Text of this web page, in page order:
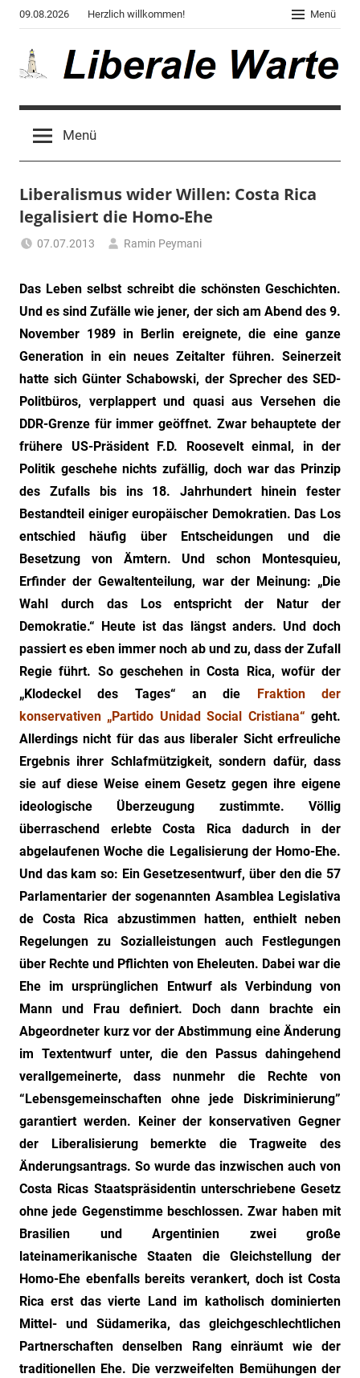
Zum
Inhalt
springen
09.08.2026 Herzlich willkommen! Menü
Liberale
Warte
des
"Corona,
Klima,
Gendergaga",
"2020",
"Chronik
des
Untergangs",
Grauen"
und
"Spukschloss
Deutschland"
Menü
Liberalismus wider Willen: Costa Rica
legalisiert die Homo-Ehe
07.07.2013
Ramin Peymani
Das Leben selbst schreibt die schönsten Geschichten.
Und es sind Zufälle wie jener, der sich am Abend des 9.
November 1989 in Berlin ereignete, die eine ganze
Generation in ein neues Zeitalter führen. Seinerzeit
hatte sich Günter Schabowski, der Sprecher des SED-
Politbüros, verplappert und quasi aus Versehen die
DDR-Grenze für immer geöffnet. Zwar behauptete der
frühere US-Präsident F.D. Roosevelt einmal, in der
Politik geschehe nichts zufällig, doch war das Prinzip
des Zufalls bis ins 18. Jahrhundert hinein fester
Bestandteil einiger europäischer Demokratien. Das Los
entschied häufig über Entscheidungen und die
Besetzung von Ämtern. Und schon Montesquieu,
Erfinder der Gewaltenteilung, war der Meinung: „Die
Wahl durch das Los entspricht der Natur der
Demokratie.“ Heute ist das längst anders. Und doch
passiert es eben immer noch ab und zu, dass der Zufall
Regie führt. So geschehen in Costa Rica, wofür der
„Klodeckel des Tages“ an die Fraktion der
konservativen „Partido Unidad Social Cristiana“ geht.
Allerdings nicht für das aus liberaler Sicht erfreuliche
Ergebnis ihrer Schlafmützigkeit, sondern dafür, dass
sie auf diese Weise einem Gesetz gegen ihre eigene
ideologische Überzeugung zustimmte. Völlig
überraschend erlebte Costa Rica dadurch in der
abgelaufenen Woche die Legalisierung der Homo-Ehe.
Und das kam so: Ein Gesetzesentwurf, über den die 57
Parlamentarier der sogenannten Asamblea Legislativa
de Costa Rica abzustimmen hatten, enthielt neben
Regelungen zu Sozialleistungen auch Festlegungen
über Rechte und Pflichten von Eheleuten. Dabei war die
Ehe im ursprünglichen Entwurf als Verbindung von
Mann und Frau definiert. Doch dann brachte ein
Abgeordneter kurz vor der Abstimmung eine Änderung
im Textentwurf unter, die den Passus dahingehend
verallgemeinerte, dass nunmehr die Rechte von
“Lebensgemeinschaften ohne jede Diskriminierung”
garantiert werden. Keiner der konservativen Gegner
der Liberalisierung bemerkte die Tragweite des
Änderungsantrags. So wurde das inzwischen auch von
Costa Ricas Staatspräsidentin unterschriebene Gesetz
ohne jede Gegenstimme beschlossen. Zwar haben mit
Brasilien und Argentinien zwei große
lateinamerikanische Staaten die Gleichstellung der
Homo-Ehe ebenfalls bereits verankert, doch ist Costa
Rica erst das vierte Land im katholisch dominierten
Mittel- und Südamerika, das gleichgeschlechtlichen
Partnerschaften denselben Rang einräumt wie der
traditionellen Ehe. Die verzweifelten Bemühungen der